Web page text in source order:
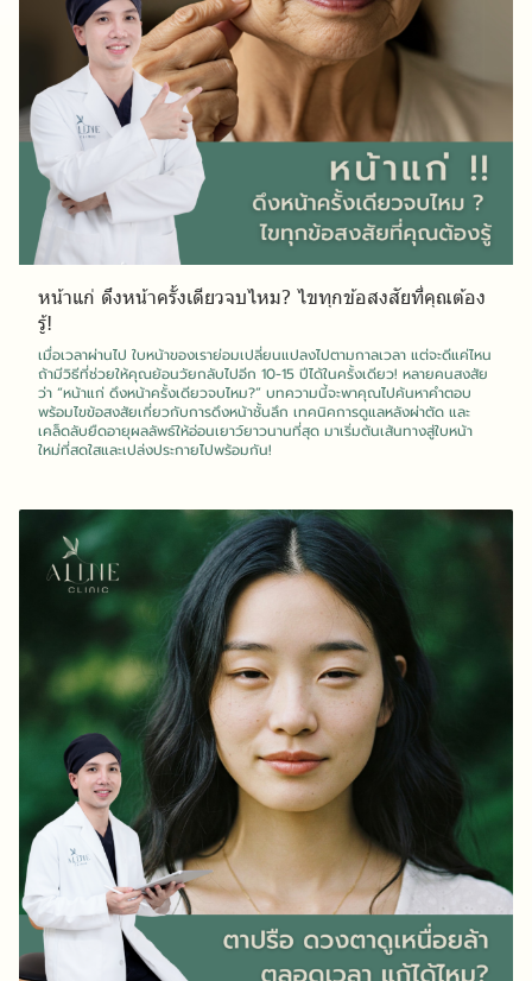
หน้าแก่ ดึงหน้าครั้งเดียวจบไหม? ไขทุกข้อสงสัยที่คุณต้อง
รู้!
เมื่อเวลาผ่านไป ใบหน้าของเราย่อมเปลี่ยนแปลงไปตามกาลเวลา แต่จะดีแค่ไหน
ถ้ามีวิธีที่ช่วยให้คุณย้อนวัยกลับไปอีก 10-15 ปีได้ในครั้งเดียว! หลายคนสงสัย
ว่า “หน้าแก่ ดึงหน้าครั้งเดียวจบไหม?” บทความนี้จะพาคุณไปค้นหาคำตอบ
พร้อมไขข้อสงสัยเกี่ยวกับการดึงหน้าชั้นลึก เทคนิคการดูแลหลังผ่าตัด และ
เคล็ดลับยืดอายุผลลัพธ์ให้อ่อนเยาว์ยาวนานที่สุด มาเริ่มต้นเส้นทางสู่ใบหน้า
ใหม่ที่สดใสและเปล่งประกายไปพร้อมกัน!